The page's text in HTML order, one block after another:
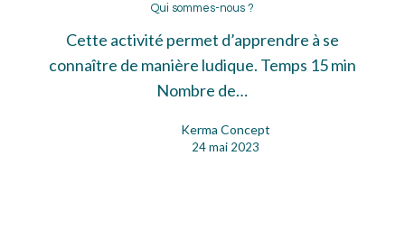
sommes-
nous
?
Qui sommes-nous ?
Cette activité permet d’apprendre à se
connaître de manière ludique. Temps 15 min
Nombre de…
Kerma Concept
24 mai 2023